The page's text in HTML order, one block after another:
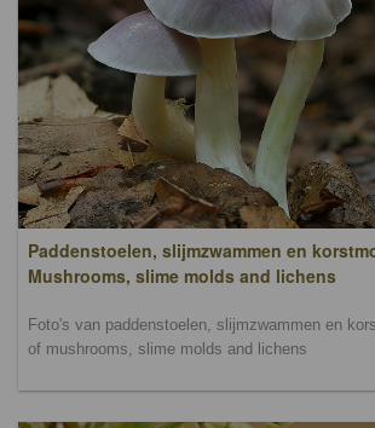
Paddenstoelen, slijmzwammen en
Mushrooms, slime molds and lichens
Foto's van paddenstoelen, slijmzwammen en
of mushrooms, slime molds and lichens